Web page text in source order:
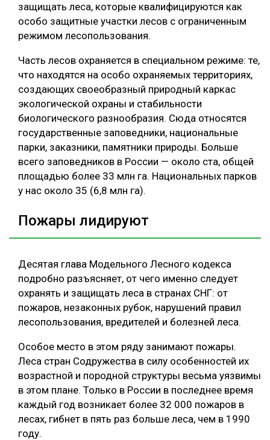
защищать леса, которые квалифицируются как
особо защитные участки лесов с ограниченным
режимом лесопользования.
Часть лесов охраняется в специальном режиме: те,
что находятся на особо охраняемых территориях,
создающих своеобразный природный каркас
экологической охраны и стабильности
биологического разнообразия. Сюда относятся
государственные заповедники, национальные
парки, заказники, памятники природы. Больше
всего заповедников в России — около ста, общей
площадью более 33 млн га. Национальных парков
у нас около 35 (6,8 млн га).
Пожары лидируют
Десятая глава Модельного Лесного кодекса
подробно разъясняет, от чего именно следует
охранять и защищать леса в странах СНГ: от
пожаров, незаконных рубок, нарушений правил
лесопользования, вредителей и болезней леса.
Особое место в этом ряду занимают пожары.
Леса стран Содружества в силу особенностей их
возрастной и породной структуры весьма уязвимы
в этом плане. Только в России в последнее время
каждый год возникает более 32 000 пожаров в
лесах, гибнет в пять раз больше леса, чем в 1990
году.